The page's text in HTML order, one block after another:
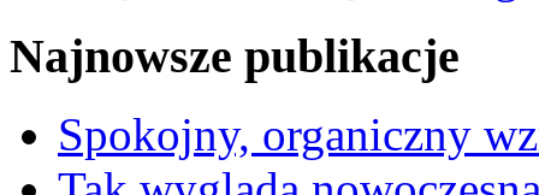
Najnowsze publikacje
Spokojny, organiczny